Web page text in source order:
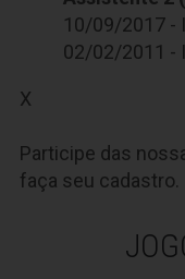
10/09/2017 -
02/02/2011 -
X
Participe das
faça seu cadastro.